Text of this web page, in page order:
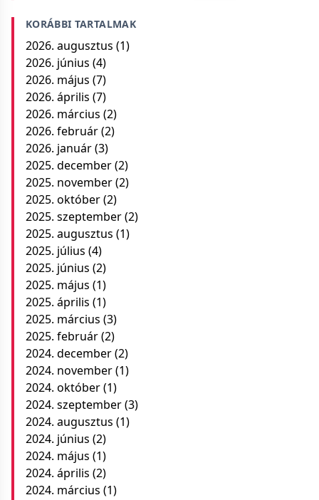
KORÁBBI TARTALMAK
2026. augusztus (1)
2026. június (4)
2026. május (7)
2026. április (7)
2026. március (2)
2026. február(2)
2026. január(3)
2025. december(2)
2025. november(2)
2025. október(2)
2025. szeptember(2)
2025. augusztus (1)
2025. július (4)
2025. június (2)
2025. május (1)
2025. április (1)
2025. március (3)
2025. február(2)
2024. december(2)
2024. november(1)
2024. október(1)
2024. szeptember(3)
2024. augusztus (1)
2024. június (2)
2024. május (1)
2024. április (2)
2024. március (1)